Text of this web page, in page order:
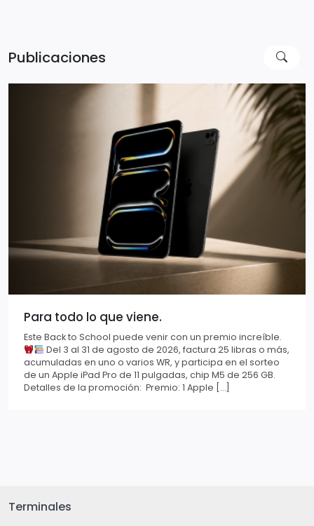
Publicaciones
Para todo lo que viene.
Este Back to School puede venir con un premio increíble.
Del 3 al 31 de agosto de 2026, factura 25 libras o más,
acumuladas en uno o varios WR, y participa en el sorteo
de un Apple iPad Pro de 11 pulgadas, chip M5 de 256 GB.
Detalles de la promoción: Premio: 1 Apple […]
Terminales